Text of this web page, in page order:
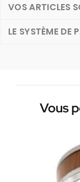
VOS ARTICLES
LE SYSTÈME DE
Vous